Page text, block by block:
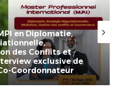
en Diplomatie,
des Conflits et
exclusive de
Coordonnateur